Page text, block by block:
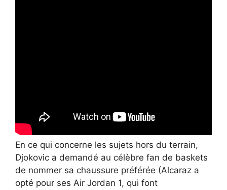
En ce qui concerne les sujets hors du terrain,
Djokovic a demandé au célèbre fan de baskets
de nommer sa chaussure préférée (Alcaraz a
opté pour ses Air Jordan 1, qui font